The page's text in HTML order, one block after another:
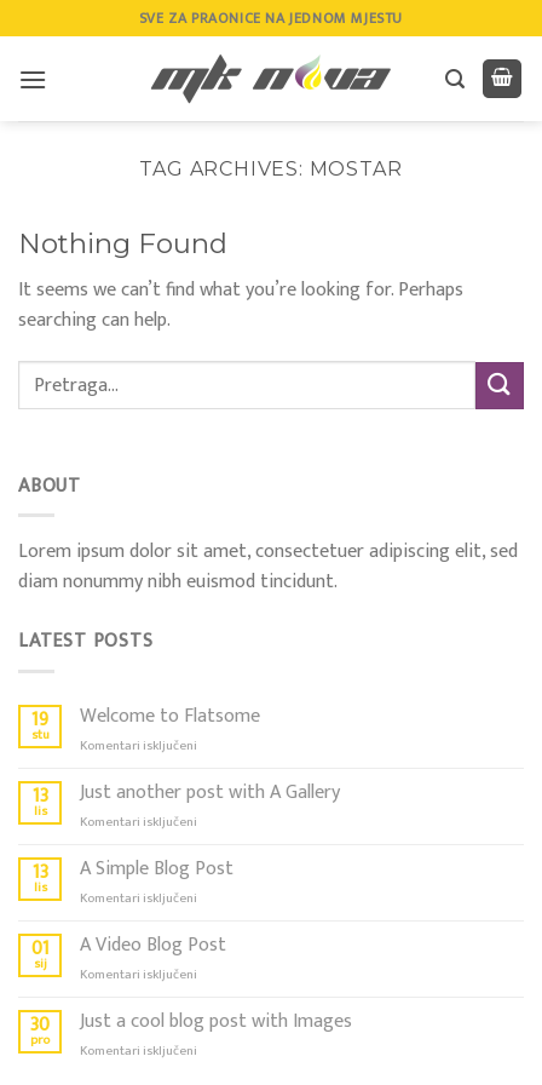
to
content
SVE ZA PRAONICE NA JEDNOM MJESTU
TAG ARCHIVES: MOSTAR
Nothing Found
It seems we can’t find what you’re looking for. Perhaps
searching can help.
ABOUT
Lorem ipsum dolor sit amet, consectetuer adipiscing elit, sed
diam nonummy nibh euismod tincidunt.
LATEST POSTS
19
stu
Welcome to Flatsome
Komentari isključeni
to
Flatsome
13
lis
Just another post with A Gallery
Komentari isključeni
another
post
Gallery
13
lis
A Simple Blog Post
Komentari isključeni
Simple
Blog
01
sij
A Video Blog Post
Komentari isključeni
Video
Blog
30
pro
Just a cool blog post with Images
Komentari isključeni